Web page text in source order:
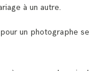
à un autre.
un photographe se